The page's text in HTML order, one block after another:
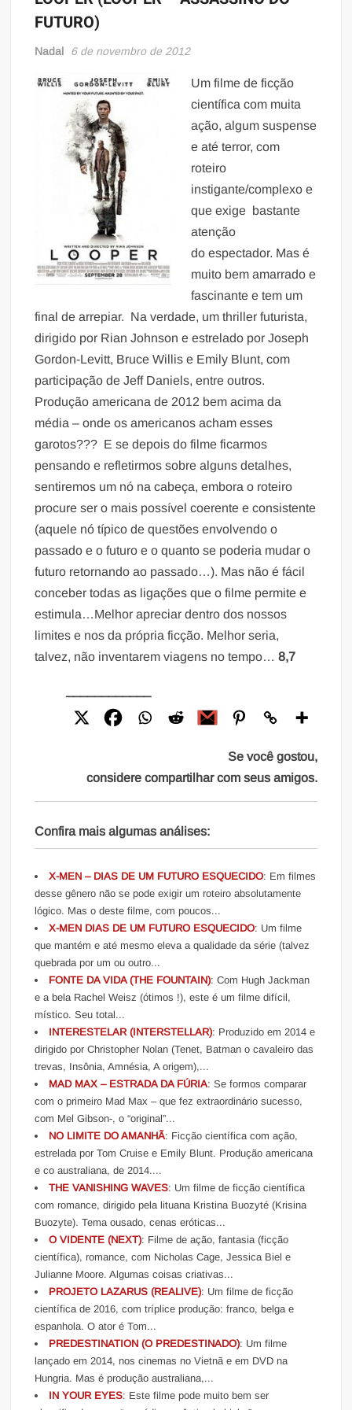
FUTURO)
Nadal 6 de novembro de 2012
Um filme de ficção
científica com muita
ação, algum suspense
e até terror, com
roteiro
instigante/complexo e
que exige bastante
atenção
do espectador. Mas é
muito bem amarrado e
fascinante e tem um
final de arrepiar. Na verdade, um thriller futurista,
dirigido por Rian Johnson e estrelado por Joseph
Gordon-Levitt, Bruce Willis e Emily Blunt, com
participação de Jeff Daniels, entre outros.
Produção americana de 2012 bem acima da
média – onde os americanos acham esses
garotos??? E se depois do filme ficarmos
pensando e refletirmos sobre alguns detalhes,
sentiremos um nó na cabeça, embora o roteiro
procure ser o mais possível coerente e consistente
(aquele nó típico de questões envolvendo o
passado e o futuro e o quanto se poderia mudar o
futuro retornando ao passado…). Mas não é fácil
conceber todas as ligações que o filme permite e
estimula…Melhor apreciar dentro dos nossos
limites e nos da própria ficção. Melhor seria,
talvez, não inventarem viagens no tempo…8,7
Se você gostou,
considere compartilhar com seus amigos.
Confira mais algumas análises:
X-MEN – DIAS DE UM FUTURO ESQUECIDO: Em filmes
desse gênero não se pode exigir um roteiro absolutamente
lógico. Mas o deste filme, com poucos...
X-MEN DIAS DE UM FUTURO ESQUECIDO: Um filme
que mantém e até mesmo eleva a qualidade da série (talvez
quebrada por um ou outro...
FONTE DA VIDA (THE FOUNTAIN): Com Hugh Jackman
e a bela Rachel Weisz (ótimos !), este é um filme difícil,
místico. Seu total...
INTERESTELAR (INTERSTELLAR): Produzido em 2014 e
dirigido por Christopher Nolan (Tenet, Batman o cavaleiro das
trevas, Insônia, Amnésia, A origem),...
MAD MAX – ESTRADA DA FÚRIA: Se formos comparar
com o primeiro Mad Max – que fez extraordinário sucesso,
com Mel Gibson-, o “original”...
NO LIMITE DO AMANHÃ: Ficção científica com ação,
estrelada por Tom Cruise e Emily Blunt. Produção americana
e co australiana, de 2014....
THE VANISHING WAVES: Um filme de ficção científica
com romance, dirigido pela lituana Kristina Buozyté (Krisina
Buozyte). Tema ousado, cenas eróticas...
O VIDENTE (NEXT): Filme de ação, fantasia (ficção
científica), romance, com Nicholas Cage, Jessica Biel e
Julianne Moore. Algumas coisas criativas...
PROJETO LAZARUS (REALIVE): Um filme de ficção
científica de 2016, com tríplice produção: franco, belga e
espanhola. O ator é Tom...
PREDESTINATION (O PREDESTINADO): Um filme
lançado em 2014, nos cinemas no Vietnã e em DVD na
Hungria. Mas é produção australiana,...
IN YOUR EYES: Este filme pode muito bem ser